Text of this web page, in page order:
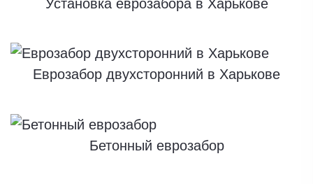
Установка еврозабора в Харькове
Еврозабор двухсторонний в Харькове
Бетонный еврозабор